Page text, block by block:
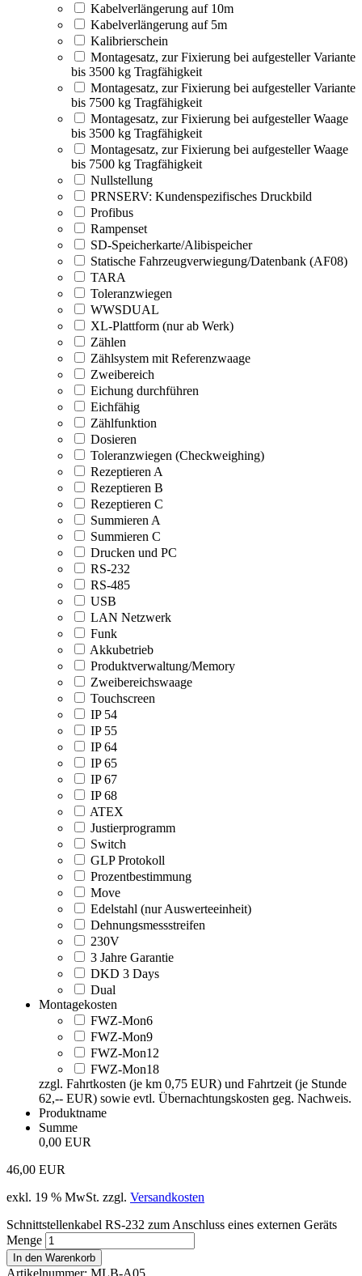
Kabelverlängerung auf 10m
Kabelverlängerung auf 5m
Kalibrierschein
Montagesatz, zur Fixierung bei aufgesteller Variante
bis 3500 kg Tragfähigkeit
Montagesatz, zur Fixierung bei aufgesteller Variante
bis 7500 kg Tragfähigkeit
Montagesatz, zur Fixierung bei aufgesteller Waage
bis 3500 kg Tragfähigkeit
Montagesatz, zur Fixierung bei aufgesteller Waage
bis 7500 kg Tragfähigkeit
Nullstellung
PRNSERV: Kundenspezifisches Druckbild
Profibus
Rampenset
SD-Speicherkarte/Alibispeicher
Statische Fahrzeugverwiegung/Datenbank (AF08)
TARA
Toleranzwiegen
WWSDUAL
XL-Plattform (nur ab Werk)
Zählen
Zählsystem mit Referenzwaage
Zweibereich
Eichung durchführen
Eichfähig
Zählfunktion
Dosieren
Toleranzwiegen (Checkweighing)
Rezeptieren A
Rezeptieren B
Rezeptieren C
Summieren A
Summieren C
Drucken und PC
RS-232
RS-485
USB
LAN Netzwerk
Funk
Akkubetrieb
Produktverwaltung/Memory
Zweibereichswaage
Touchscreen
IP 54
IP 55
IP 64
IP 65
IP 67
IP 68
ATEX
Justierprogramm
Switch
GLP Protokoll
Prozentbestimmung
Move
Edelstahl (nur Auswerteeinheit)
Dehnungsmessstreifen
230V
3 Jahre Garantie
DKD 3 Days
Dual
Montagekosten
FWZ-Mon6
FWZ-Mon9
FWZ-Mon12
FWZ-Mon18
zzgl. Fahrtkosten (je km 0,75 EUR) und Fahrtzeit (je Stunde
62,-- EUR) sowie evtl. Übernachtungskosten geg. Nachweis.
Produktname
Summe
0,00 EUR
46,00 EUR
exkl. 19 % MwSt. zzgl. Versandkosten
Schnittstellenkabel RS-232 zum Anschluss eines externen Geräts
Menge
In den Warenkorb
Artikelnummer: MLB-A05